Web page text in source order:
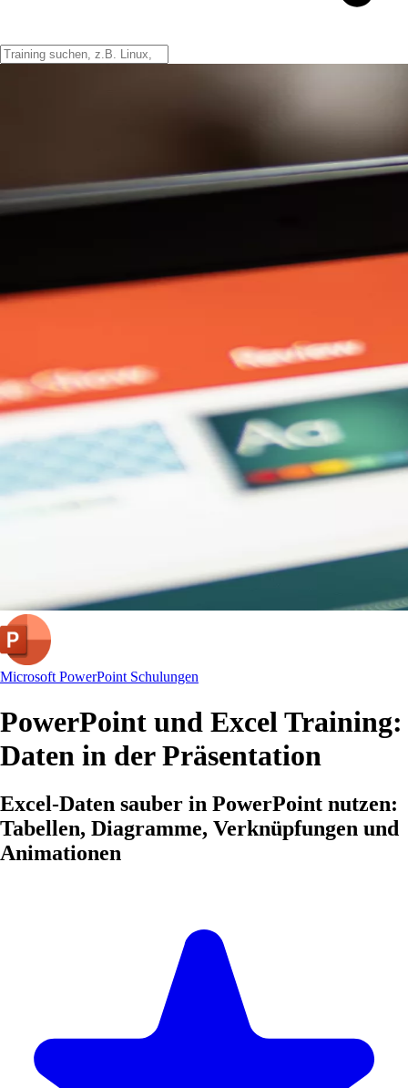
Microsoft PowerPoint Schulungen
PowerPoint und Excel Training:
Daten in der Präsentation
Excel-Daten sauber in PowerPoint nutzen:
Tabellen, Diagramme, Verknüpfungen und
Animationen